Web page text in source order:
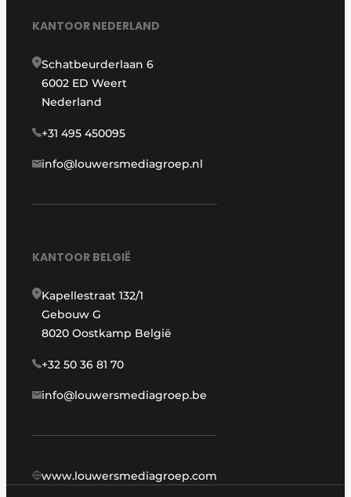
KANTOOR NEDERLAND
Schatbeurderlaan 6
6002 ED Weert
Nederland
+31 495 450095
info@louwersmediagroep.nl
KANTOOR BELGIË
Kapellestraat 132/1
Gebouw G
8020 Oostkamp België
+32 50 36 81 70
info@louwersmediagroep.be
www.louwersmediagroep.com